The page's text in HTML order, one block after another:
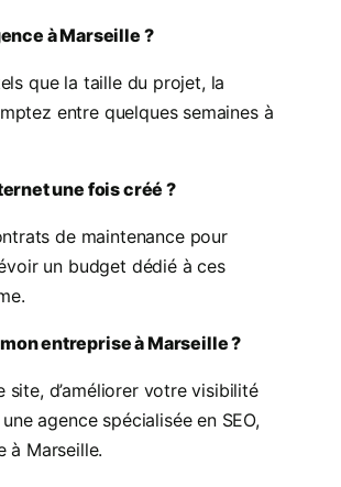
à Marseille ?
que la taille du projet, la
entre quelques semaines à
une fois créé ?
de maintenance pour
un budget dédié à ces
entreprise à Marseille ?
d’améliorer votre visibilité
agence spécialisée en SEO,
à Marseille.